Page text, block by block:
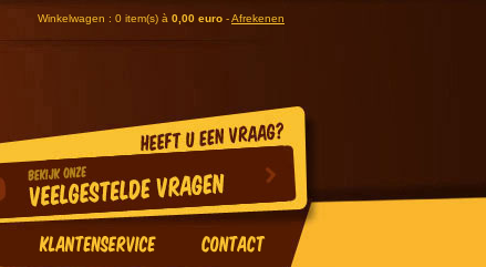
Winkelwagen : 0 item(s) à 0,00 euro -Afrekenen